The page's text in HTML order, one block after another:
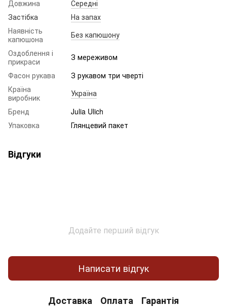
Довжина
Середні
Застібка
На запах
Наявність
капюшона
Без капюшону
Оздоблення і
прикраси
З мереживом
Фасон рукава
З рукавом три чверті
Країна
виробник
Україна
Бренд
Julia Ulich
Упаковка
Глянцевий пакет
Відгуки
Додайте перший відгук
Написати відгук
Доставка Оплата Гарантія